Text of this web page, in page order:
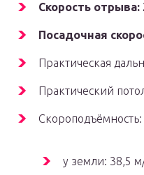
Скорость отрыва:
Посадочная
Практическая
Практический
Скороподъёмность:
у земли: 38,5